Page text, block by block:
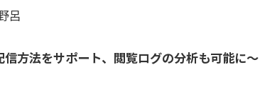
呂
信方法をサポート、閲覧ログの分析も可能に～